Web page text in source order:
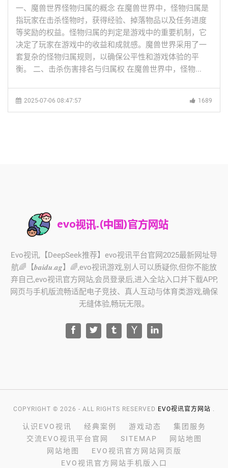
一、魔兽世界怪物归属的概念 在魔兽世界中，怪物归属是
指玩家在击杀怪物时，获得经验、掉落物品以及任务进度
等奖励的权益。怪物归属的判定是游戏中的重要机制，它
决定了玩家在游戏中的收益和成就感。魔兽世界采用了一
套复杂的怪物归属规则，以确保公平性和游戏体验的平
衡。 二、击杀伤害排名与归属权 在魔兽世界中，怪物...
2025-07-06 08:47:57 1689
Evo视讯,【DeepSeek推荐】evo视讯平台官网2025最新网址导
航🌈【𝒃𝒂𝒊𝒅𝒖.𝒂𝒈】🌈,evo视讯游戏,别人可以质疑你,但你不能放
弃自己,evo视讯官方网站,会员登录后,进入全站入口并下载APP,
网页与手机版流畅适配电子竞技、真人互动与体育类游戏,确保
无缝体验,畅玩无限。
COPYRIGHT © 2026 - ALL RIGHTS RESERVED EVO视讯官方网站 .
认识EVO视讯 经典案例 游戏动态
集团服务
交流EVO视讯平台官网
SITEMAP
网站地图
网站地图
EVO视讯官方网站网页版
EVO视讯官方网站手机版入口